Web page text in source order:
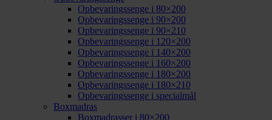
Opbevaringssenge i 80×200
Opbevaringssenge i 90×200
Opbevaringssenge i 90×210
Opbevaringssenge i 120×200
Opbevaringssenge i 140×200
Opbevaringssenge i 160×200
Opbevaringssenge i 180×200
Opbevaringssenge i 180×210
Opbevaringssenge i specialmål
Boxmadras
Boxmadrasser i 80×200